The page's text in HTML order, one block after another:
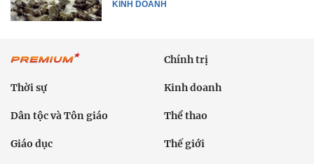
KINH DOANH
Chính trị
Thời sự Kinh doanh
Dân tộc và Tôn giáo Thể thao
Giáo dục Thế giới